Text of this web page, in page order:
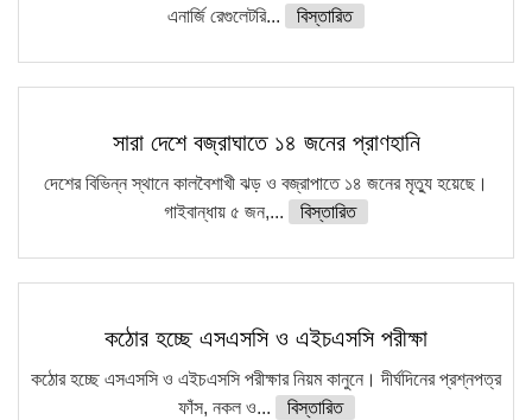
এনার্জি রেগুলেটরি...
বিস্তারিত
সারা দেশে বজ্রাঘাতে ১৪ জনের প্রাণহানি
দেশের বিভিন্ন স্থানে কালবৈশাখী ঝড় ও বজ্রাপাতে ১৪ জনের মৃত্যু হয়েছে।
গাইবান্ধায় ৫ জন,...
বিস্তারিত
কঠোর হচ্ছে এসএসসি ও এইচএসসি পরীক্ষা
কঠোর হচ্ছে এসএসসি ও এইচএসসি পরীক্ষার নিয়ম কানুনে। দীর্ঘদিনের প্রশ্নপত্র
ফাঁস, নকল ও...
বিস্তারিত